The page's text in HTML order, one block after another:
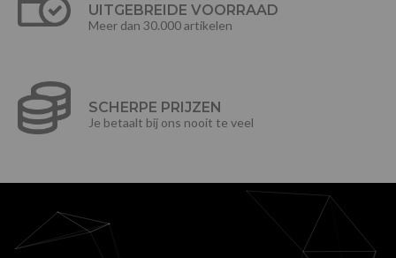
UITGEBREIDE VOORRAAD
Meer dan 30.000 artikelen
SCHERPE PRIJZEN
Je betaalt bij ons nooit te veel